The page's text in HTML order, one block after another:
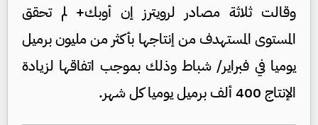
وقالت ثلاثة مصادر لرويترز إن أوبك+ لم تحقق
المستوى المستهدف من إنتاجها بأكثر من مليون برميل
يوميا في فبراير/ شباط وذلك بموجب اتفاقها لزيادة
الإنتاج 400 ألف برميل يوميا كل شهر.